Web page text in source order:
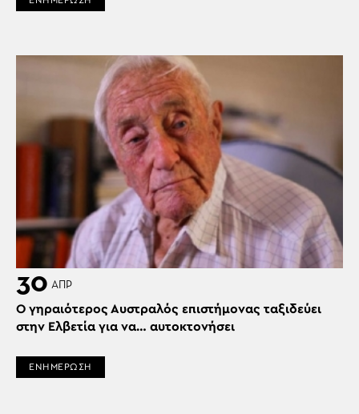
30 ΑΠΡ
Ο γηραιότερος Αυστραλός επιστήμονας ταξιδεύει
στην Ελβετία για να… αυτοκτονήσει
ΕΝΗΜΕΡΩΣΗ